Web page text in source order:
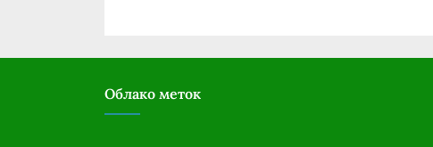
Облако меток